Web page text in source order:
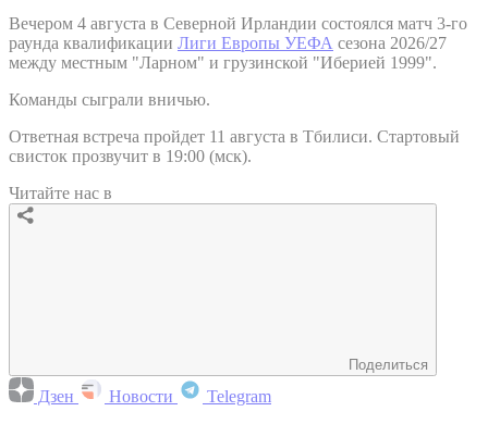
Вечером 4 августа в Северной Ирландии состоялся матч 3-го
раунда квалификации Лиги Европы УЕФА сезона 2026/27
между местным "Ларном" и грузинской "Иберией 1999".
Команды сыграли вничью.
Ответная встреча пройдет 11 августа в Тбилиси. Стартовый
свисток прозвучит в 19:00 (мск).
Читайте нас в
Поделиться
Дзен Новости Telegram